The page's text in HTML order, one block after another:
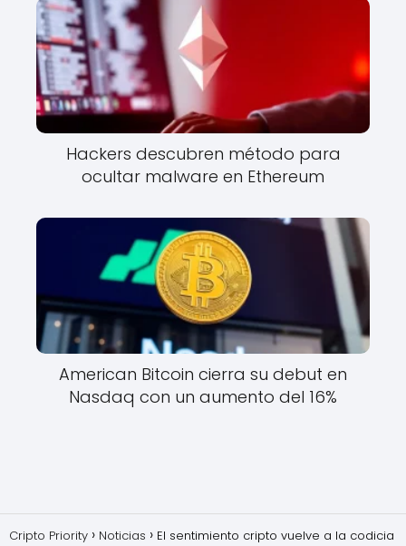
Hackers descubren método para
ocultar malware en Ethereum
American Bitcoin cierra su debut en
Nasdaq con un aumento del 16%
Cripto Priority Noticias
El sentimiento cripto vuelve a la codicia